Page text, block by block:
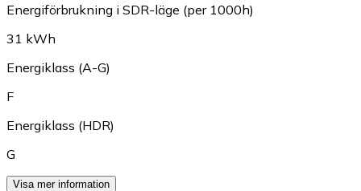
Energiförbrukning i SDR-läge (per 1000h)
31 kWh
Energiklass (A-G)
F
Energiklass (HDR)
G
Visa mer information